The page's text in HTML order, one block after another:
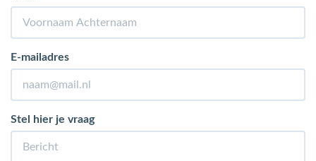
E-mailadres
Stel hier je vraag